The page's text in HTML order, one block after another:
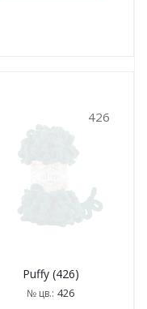
426
Puffy (426)
№ цв.: 426